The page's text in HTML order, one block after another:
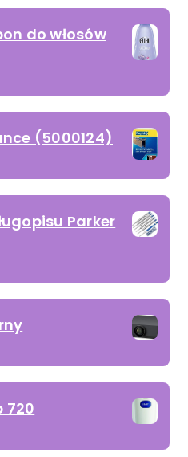
do włosów
(5000124)
Parker
720